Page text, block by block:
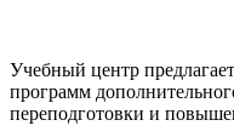
Учебный центр
программ
переподготовки и